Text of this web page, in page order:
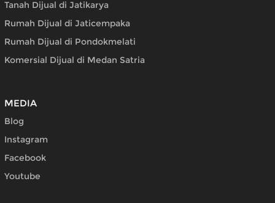
Tanah Dijual di Jatikarya
Rumah Dijual di Jaticempaka
Rumah Dijual di Pondokmelati
Komersial Dijual di Medan Satria
MEDIA
Blog
Instagram
Facebook
Youtube